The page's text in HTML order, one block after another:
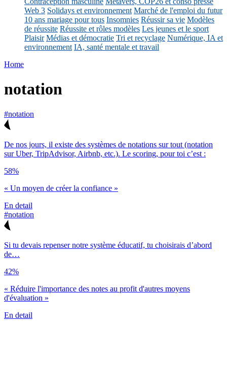
Web 3 Solidays et environnement Marché de l'emploi du futur
10 ans mariage pour tous Insomnies Réussir sa vie Modèles
de réussite Réussite et rôles modèles Les jeunes et le sport
Plaisir Médias et démocratie Tri et recyclage Numérique, IA et
environnement IA, santé mentale et travail
Home
notation
#notation
De nos jours, il existe des systèmes de notations sur tout (notation
sur Uber, TripAdvisor, Airbnb, etc.). Le scoring, pour toi c’est :
58%
« Un moyen de créer la confiance »
En detail
#notation
Si tu devais repenser notre système éducatif, tu choisirais d’abord
de…
42%
« Réduire l'importance des notes au profit d'autres moyens
d'évaluation »
En detail